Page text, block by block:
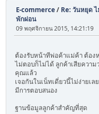
E-commerce/ Re: วันหยุด
พักผ่อน
09 พฤศจิกายน 2015, 14:21:19
ต้องรับหน้าทีพ่อค้าแม่ค้า ต้อง
ไม่ตอบก็ไม่ได้ ลูกค้าเสียความ
คุณแล้ว
เจอกันในเน็ทเดี่ยวนี้ไม่ง่ายเ
มีการตอบสนอง
ฐานข้อมูลลูกค้าสำคัญที่สุด